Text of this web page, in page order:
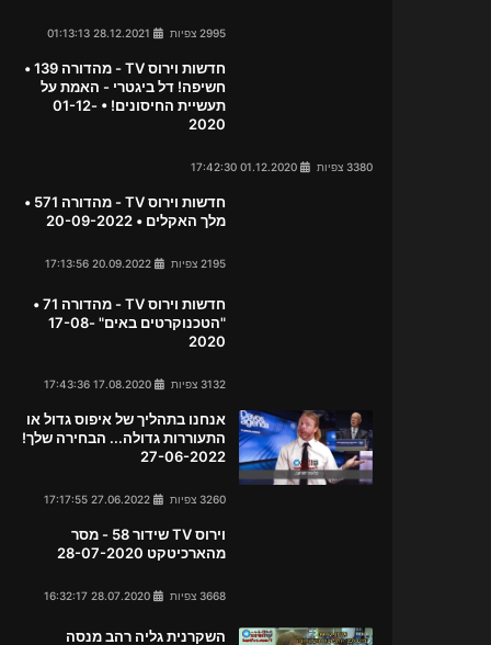
2995 צפיות
חדשות וירוס TV - מהדורה 139 •
חשיפה! דל ביגטרי - האמת על
תעשיית החיסונים! • 01-12-
2020
3380 צפיות
חדשות וירוס TV - מהדורה 571 •
מלך האקלים • 20-09-2022
2195 צפיות
חדשות וירוס TV - מהדורה 71 •
"הטכנוקרטים באים" 17-08-
2020
3132 צפיות
אנחנו בתהליך של איפוס גדול או
התעוררות גדולה... הבחירה שלך!
27-06-2022
3260 צפיות
וירוס TV שידור 58 - מסר
מהארכיטקט 28-07-2020
3668 צפיות
השקרנית גליה רהב מנסה